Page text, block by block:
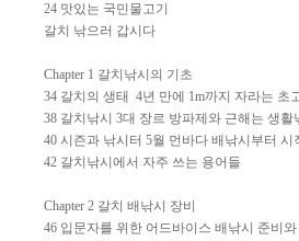
24 맛있는 국민물고기
갈치 낚으러 갑시다
Chapter 1 갈치낚시의 기초
34 갈치의 생태 4년 만에 1m까지 자라는 초
38 갈치낚시 3대 장르 방파제와 근해는 생
40 시즌과 낚시터 5월 먼바다 배낚시부터 시
42 갈치낚시에서 자주 쓰는 용어들
Chapter 2 갈치 배낚시 장비
46 입문자를 위한 어드바이스 배낚시 준비와